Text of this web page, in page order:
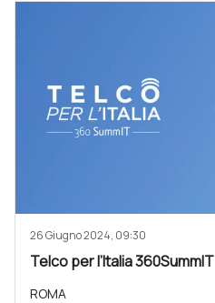
26 Giugno 2024, 09:30
Telco per l’Italia 360SummIT
ROMA